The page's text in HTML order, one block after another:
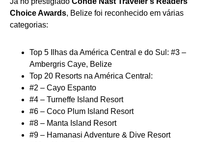
Choice Awards, Belize foi reconhecido em várias
categorias:
Top 5 Ilhas da América Central e do Sul: #3 –
Ambergris Caye, Belize
Top 20 Resorts na América Central:
#2 – Cayo Espanto
#4 – Turneffe Island Resort
#6 – Coco Plum Island Resort
#8 – Manta Island Resort
#9 – Hamanasi Adventure & Dive Resort